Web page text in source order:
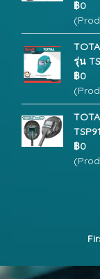
฿0
รุ่น
฿0
฿0